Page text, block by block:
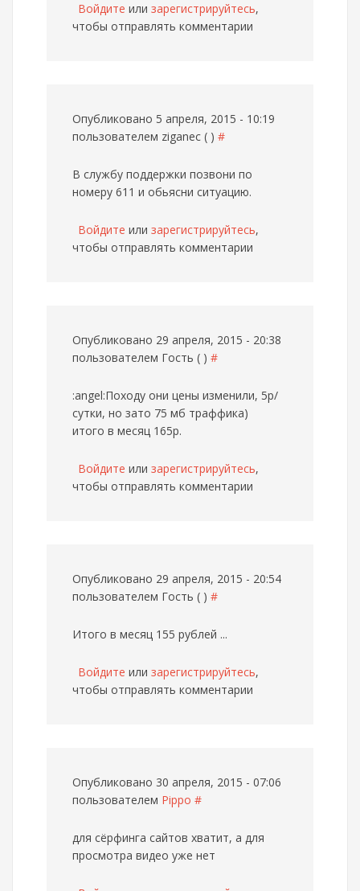
Войдите или зарегистрируйтесь,
чтобы отправлять комментарии
Опубликовано 5 апреля, 2015 - 10:19
пользователем ziganec ( ) #
В службу поддержки позвони по
номеру 611 и обьясни ситуацию.
Войдите или зарегистрируйтесь,
чтобы отправлять комментарии
Опубликовано 29 апреля, 2015 - 20:38
пользователем Гость ( ) #
:angel:Походу они цены изменили, 5р/
сутки, но зато 75 мб траффика)
итого в месяц 165р.
Войдите или зарегистрируйтесь,
чтобы отправлять комментарии
Опубликовано 29 апреля, 2015 - 20:54
пользователем Гость ( ) #
Итого в месяц 155 рублей ...
Войдите или зарегистрируйтесь,
чтобы отправлять комментарии
Опубликовано 30 апреля, 2015 - 07:06
пользователем Pippo #
для сёрфинга сайтов хватит, а для
просмотра видео уже нет